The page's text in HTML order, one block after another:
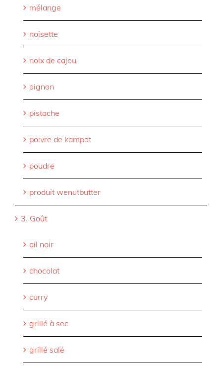
mélange
noisette
noix de cajou
oignon
pistache
poivre de kampot
poudre
produit wenutbutter
3. Goût
ail noir
chocolat
curry
grillé à sec
grillé salé